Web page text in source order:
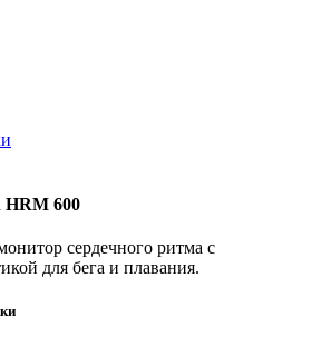
HRM 600
сердечного ритма с
для бега и плавания.